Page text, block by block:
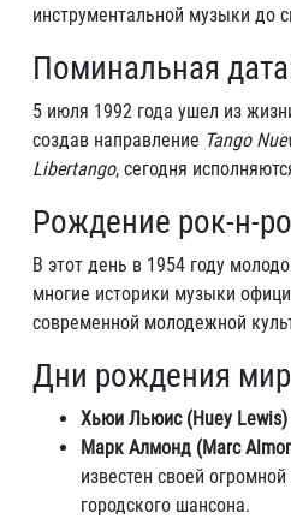
инструментальной музыки до
Поминальная
5 июля 1992 года ушел из
создав направление Tango
Libertango, сегодня
Рождение рок-н-
В этот день в 1954 году
многие историки музыки
современной молодежной
Дни рождения
Хьюи Льюис (Huey Lewis)
Марк Алмонд (Marc
известен своей
городского шансона.